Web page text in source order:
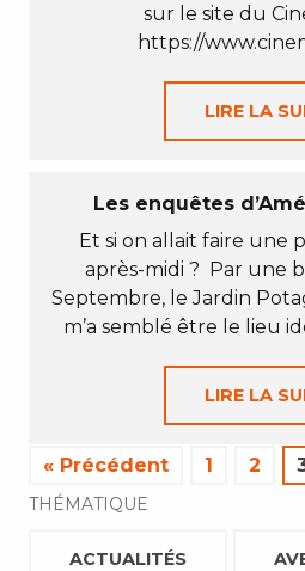
sur le site du
https://
LIRE LA
Les enquêtes
Et si on allait faire une
après-midi ? Par une
Septembre, le Jardin
m’a semblé être le lieu
LIRE LA
« Précédent 1 2
THÉMATIQUE
ACTUALITÉS